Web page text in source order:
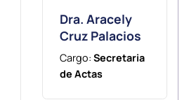
Dra. Aracely
Cruz Palacios
Cargo: Secretaria
de Actas